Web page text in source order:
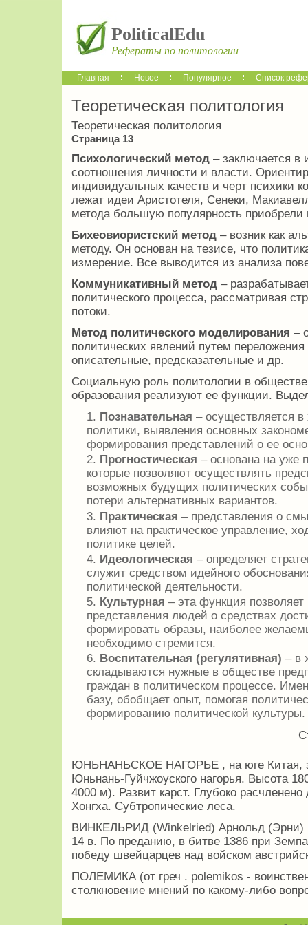
PoliticalEdu
Рефераты по политологии
Главная Новое Популярное Список
Теоретическая политология
Теоретическая политология
Страница 13
Психологический метод – заключается в
соотношения личности и власти.
индивидуальных качеств и черт психики
лежат идеи Аристотеля, Сенеки,
метода большую популярность приобрели
Бихеовиористский метод – возник как
методу. Он основан на тезисе, что
измерение. Все выводится из анализа
Коммуникативный метод –
политического процесса, рассматривая
потоки.
Метод политического моделирования –
политических явлений путем
описательные, предсказательные и др.
Социальную роль политологии в
образования реализуют ее функции.
Познавательная – осуществляется в
политики, выявления основных
формирования представлений о ее
Прогностическая – основана на уже
которые позволяют осуществлять
возможных будущих политических
потери альтернативных вариантов.
Практическая – представления о
влияют на практическое управление,
политике целей.
Идеологическая – определяет
служит средством идейного
политической деятельности.
Культурная – эта функция
представления людей о средствах
формировать образы, наиболее
необходимо стремится.
Воспитательная (регулятивная) – в
складываются нужные в обществе
граждан в политическом процессе.
базу, обобщает опыт, помогая
формированию политической культуры.
ЮНЬНАНЬСКОЕ НАГОРЬЕ , на юге Китая,
Юньнань-Гуйчжоуского нагорья. Высота
4000 м). Развит карст. Глубоко
Хонгха. Субтропические леса.
ВИНКЕЛЬРИД (Winkelried) Арнольд (Эрни)
14 в. По преданию, в битве 1386 при
победу швейцарцев над войском
ПОЛЕМИКА (от греч . polemikos -
столкновение мнений по какому-либо